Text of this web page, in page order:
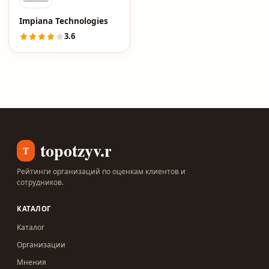
Impiana Technologies
3.6
T topotzyv.ru
Рейтинги организаций по оценкам клиентов и
сотрудников.
КАТАЛОГ
Каталог
Организации
Мнения